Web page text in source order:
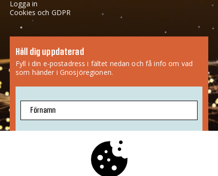
Logga in
Cookies och GDPR
Håll dig uppdaterad
Fyll i din e-postadress i fältet nedan och få info om vad
som händer i Gnosjöregionen.
Förnamn
Jag godkänner att mina uppgifter sparas.